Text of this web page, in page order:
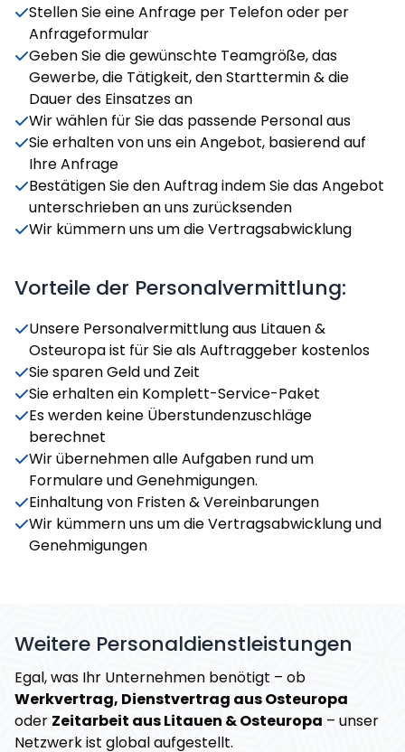
Stellen Sie eine Anfrage per Telefon oder per
Anfrageformular
Geben Sie die gewünschte Teamgröße, das
Gewerbe, die Tätigkeit, den Starttermin & die
Dauer des Einsatzes an
Wir wählen für Sie das passende Personal aus
Sie erhalten von uns ein Angebot, basierend auf
Ihre Anfrage
Bestätigen Sie den Auftrag indem Sie das Angebot
unterschrieben an uns zurücksenden
Wir kümmern uns um die Vertragsabwicklung
Vorteile der Personalvermittlung:
Unsere Personalvermittlung aus Litauen &
Osteuropa ist für Sie als Auftraggeber kostenlos
Sie sparen Geld und Zeit
Sie erhalten ein Komplett-Service-Paket
Es werden keine Überstundenzuschläge
berechnet
Wir übernehmen alle Aufgaben rund um
Formulare und Genehmigungen.
Einhaltung von Fristen & Vereinbarungen
Wir kümmern uns um die Vertragsabwicklung und
Genehmigungen
Weitere Personaldienstleistungen
Egal, was Ihr Unternehmen benötigt – ob
Werkvertrag, Dienstvertrag aus Osteuropa
oder Zeitarbeit aus Litauen & Osteuropa – unser
Netzwerk ist global aufgestellt.